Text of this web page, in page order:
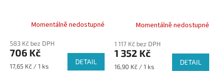
Momentálně nedostupné
583 Kč bez DPH
706 Kč
Měrná
17,65 Kč / 1 ks
DETAIL
Momentálně nedostupné
1 117 Kč bez DPH
1 352 Kč
Měrná
16,90 Kč / 1 ks
DETAIL